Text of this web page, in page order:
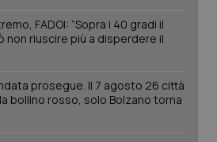
FADOI: “Sopra i 40 gradi il
non riuscire più a disperdere il
prosegue. Il 7 agosto 26 città
bollino rosso, solo Bolzano torna